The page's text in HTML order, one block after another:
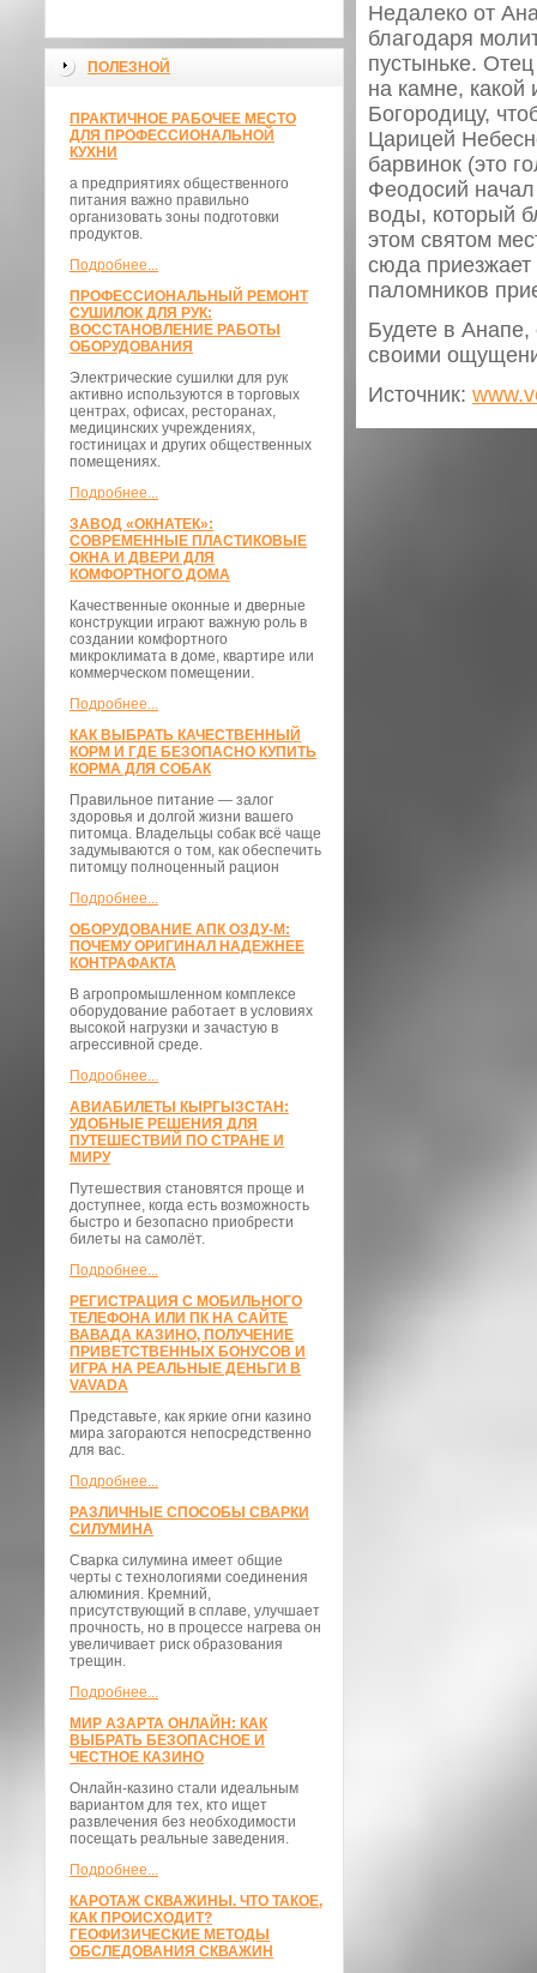
ПОЛЕЗНОЙ
ПРАКТИЧНОЕ РАБОЧЕЕ МЕСТО
ДЛЯ ПРОФЕССИОНАЛЬНОЙ
КУХНИ
а предприятиях общественного
питания важно правильно
организовать зоны подготовки
продуктов.
Подробнее...
ПРОФЕССИОНАЛЬНЫЙ РЕМОНТ
СУШИЛОК ДЛЯ РУК:
ВОССТАНОВЛЕНИЕ РАБОТЫ
ОБОРУДОВАНИЯ
Электрические сушилки для рук
активно используются в торговых
центрах, офисах, ресторанах,
медицинских учреждениях,
гостиницах и других общественных
помещениях.
Подробнее...
ЗАВОД «ОКНАТЕК»:
СОВРЕМЕННЫЕ ПЛАСТИКОВЫЕ
ОКНА И ДВЕРИ ДЛЯ
КОМФОРТНОГО ДОМА
Качественные оконные и дверные
конструкции играют важную роль в
создании комфортного
микроклимата в доме, квартире или
коммерческом помещении.
Подробнее...
КАК ВЫБРАТЬ КАЧЕСТВЕННЫЙ
КОРМ И ГДЕ БЕЗОПАСНО КУПИТЬ
КОРМА ДЛЯ СОБАК
Правильное питание — залог
здоровья и долгой жизни вашего
питомца. Владельцы собак всё чаще
задумываются о том, как обеспечить
питомцу полноценный рацион
Подробнее...
ОБОРУДОВАНИЕ АПК ОЗДУ-М:
ПОЧЕМУ ОРИГИНАЛ НАДЕЖНЕЕ
КОНТРАФАКТА
В агропромышленном комплексе
оборудование работает в условиях
высокой нагрузки и зачастую в
агрессивной среде.
Подробнее...
АВИАБИЛЕТЫ КЫРГЫЗСТАН:
УДОБНЫЕ РЕШЕНИЯ ДЛЯ
ПУТЕШЕСТВИЙ ПО СТРАНЕ И
МИРУ
Путешествия становятся проще и
доступнее, когда есть возможность
быстро и безопасно приобрести
билеты на самолёт.
Подробнее...
РЕГИСТРАЦИЯ С МОБИЛЬНОГО
ТЕЛЕФОНА ИЛИ ПК НА САЙТЕ
ВАВАДА КАЗИНО, ПОЛУЧЕНИЕ
ПРИВЕТСТВЕННЫХ БОНУСОВ И
ИГРА НА РЕАЛЬНЫЕ ДЕНЬГИ В
VAVADA
Представьте, как яркие огни казино
мира загораются непосредственно
для вас.
Подробнее...
РАЗЛИЧНЫЕ СПОСОБЫ СВАРКИ
СИЛУМИНА
Сварка силумина имеет общие
черты с технологиями соединения
алюминия. Кремний,
присутствующий в сплаве, улучшает
прочность, но в процессе нагрева он
увеличивает риск образования
трещин.
Подробнее...
МИР АЗАРТА ОНЛАЙН: КАК
ВЫБРАТЬ БЕЗОПАСНОЕ И
ЧЕСТНОЕ КАЗИНО
Онлайн-казино стали идеальным
вариантом для тех, кто ищет
развлечения без необходимости
посещать реальные заведения.
Подробнее...
КАРОТАЖ СКВАЖИНЫ. ЧТО ТАКОЕ,
КАК ПРОИСХОДИТ?
ГЕОФИЗИЧЕСКИЕ МЕТОДЫ
ОБСЛЕДОВАНИЯ СКВАЖИН
Недалеко от
благодаря
пустыньке.
на камне,
Богородицу,
Царицей
барвинок (это
Феодосий начал
воды, который
этом святом
сюда
паломников
Будете в Анапе,
своими
Источник: